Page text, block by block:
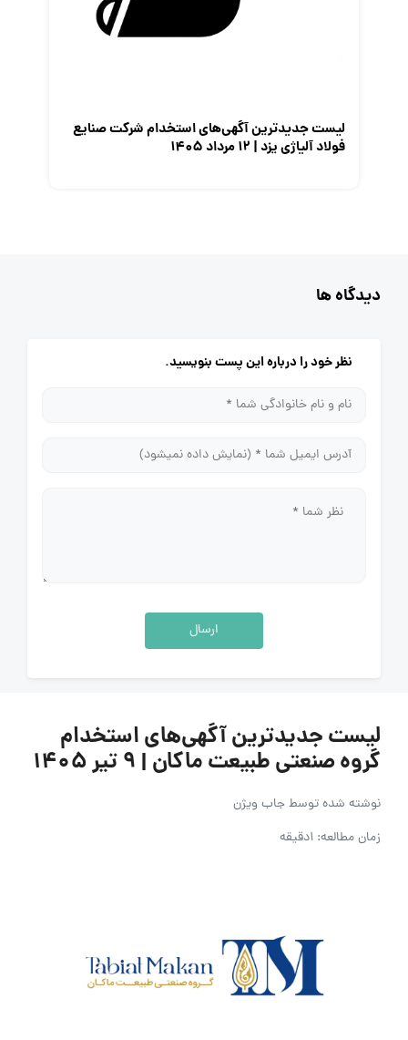
لیست جدیدترین آگهی‌های استخدام شرکت صنایع
فولاد آلیاژی یزد | ۱۲ مرداد ۱۴۰۵
دیدگاه ها
نظر خود را درباره این پست بنویسید.
ارسال
لیست جدیدترین آگهی‌های استخدام
گروه صنعتی طبیعت ماکان | ۹ تیر ۱۴۰۵
نوشته شده توسطجاب ویژن
زمان مطالعه: 1دقیقه